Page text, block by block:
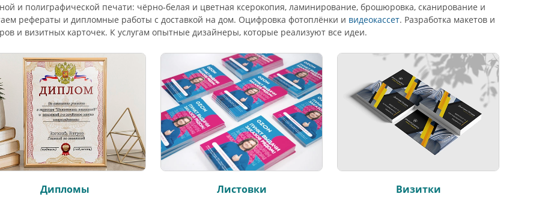
и полиграфической печати: чёрно-белая и цветная ксерокопия, ламинирование, брошюровка, сканирование и
рефераты и дипломные работы с доставкой на дом. Оцифровка фотоплёнки и видеокассет. Разработка макетов и
и визитных карточек. К услугам опытные дизайнеры, которые реализуют все идеи.
Дипломы Листовки Визитки